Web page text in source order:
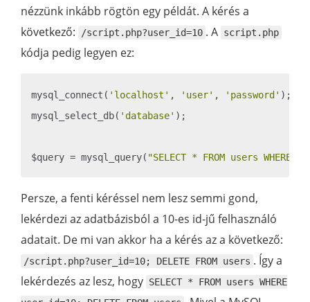
nézzünk inkább rögtön egy példát. A kérés a
következő:
/script.php?user_id=10 . A script.php
kódja pedig legyen ez:
mysql_connect( 'localhost' , 'user' , 'password' );
mysql_select_db( 'database' );
$query = mysql_query( "SELECT * FROM users WHERE
Persze, a fenti kéréssel nem lesz semmi gond,
lekérdezi az adatbázisból a 10-es id-jű felhasználó
adatait. De mi van akkor ha a kérés az a következő:
/script.php?user_id=10; DELETE FROM users . Így a
lekérdezés az lesz, hogy SELECT * FROM users WHERE